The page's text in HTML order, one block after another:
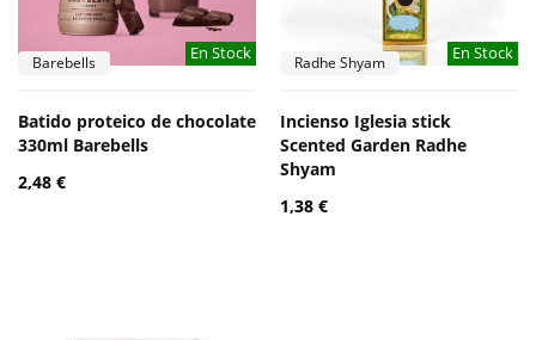
En Stock
Barebells
Batido proteico de chocolate
330ml Barebells
2,48 €
En Stock
Radhe Shyam
Incienso Iglesia stick
Scented Garden Radhe
Shyam
1,38 €